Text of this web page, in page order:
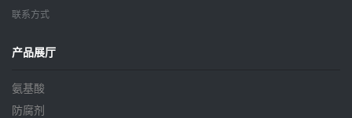
联系方式
产品展厅
氨基酸
防腐剂